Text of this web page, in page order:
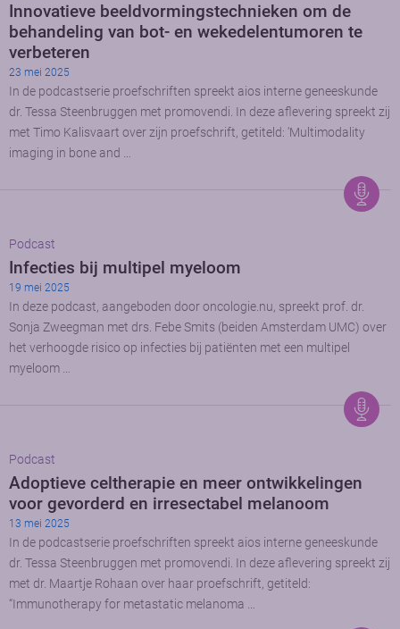
Innovatieve beeldvormingstechnieken om de
behandeling van bot- en wekedelentumoren te
verbeteren
23 mei 2025
In de podcastserie proefschriften spreekt aios interne geneeskunde
dr. Tessa Steenbruggen met promovendi. In deze aflevering spreekt zij
met Timo Kalisvaart over zijn proefschrift, getiteld: ‘Multimodality
imaging in bone and …
Podcast
Infecties bij multipel myeloom
19 mei 2025
In deze podcast, aangeboden door oncologie.nu, spreekt prof. dr.
Sonja Zweegman met drs. Febe Smits (beiden Amsterdam UMC) over
het verhoogde risico op infecties bij patiënten met een multipel
myeloom …
Podcast
Adoptieve celtherapie en meer ontwikkelingen
voor gevorderd en irresectabel melanoom
13 mei 2025
In de podcastserie proefschriften spreekt aios interne geneeskunde
dr. Tessa Steenbruggen met promovendi. In deze aflevering spreekt zij
met dr. Maartje Rohaan over haar proefschrift, getiteld:
“Immunotherapy for metastatic melanoma …